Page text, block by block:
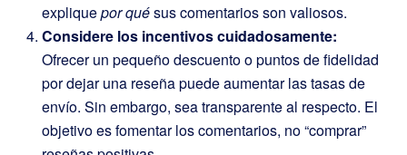
expliquepor quésus comentarios son valiosos.
Considere los incentivos cuidadosamente:
Ofrecer un pequeño descuento o puntos de fidelidad
por dejar una reseña puede aumentar las tasas de
envío. Sin embargo, sea transparente al respecto. El
objetivo es fomentar los comentarios, no “comprar”